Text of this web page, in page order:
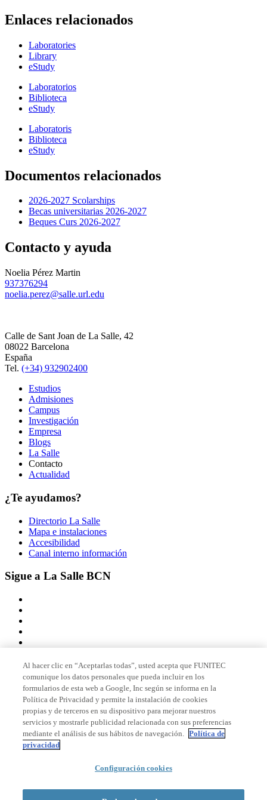
Enlaces relacionados
Laboratories
Library
eStudy
Laboratorios
Biblioteca
eStudy
Laboratoris
Biblioteca
eStudy
Documentos relacionados
2026-2027 Scolarships
Becas universitarias 2026-2027
Beques Curs 2026-2027
Contacto y ayuda
Noelia Pérez Martin
937376294
noelia.perez@salle.url.edu
Calle de Sant Joan de La Salle, 42
08022 Barcelona
España
Tel. (+34) 932902400
Estudios
Admisiones
Campus
Investigación
Empresa
Blogs
La Salle
Contacto
Actualidad
¿Te ayudamos?
Directorio La Salle
Mapa e instalaciones
Accesibilidad
Canal interno información
Sigue a La Salle BCN
Miembro de
Acreditaciones
© 2026 La Salle Campus Barcelona - URL |
Al hacer clic en “Aceptarlas todas”, usted acepta que FUNITEC
comunique los datos personales que pueda incluir en los
formularios de esta web a Google, Inc según se informa en la
Política de Privacidad y permite la instalación de cookies
propias y de terceros en su dispositivo para mejorar nuestros
servicios y mostrarle publicidad relacionada con sus preferencias
mediante el análisis de sus hábitos de navegación. Política de
privacidad
Configuración cookies